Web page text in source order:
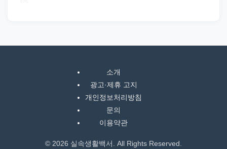
소개
광고·제휴 고지
개인정보처리방침
문의
이용약관
© 2026 실속생활백서. All Rights Reserved.